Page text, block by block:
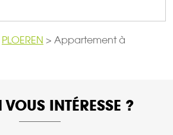
PLOEREN > Appartement à
INTÉRESSE ?